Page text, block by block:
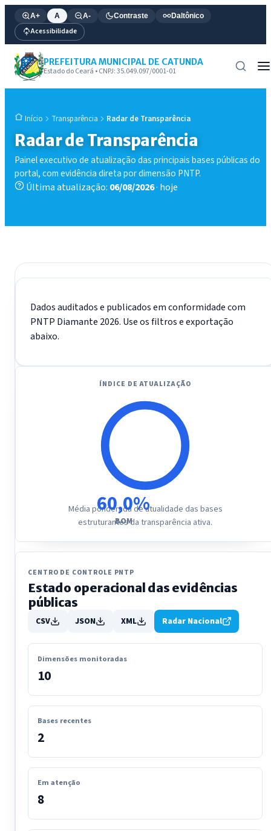
A+ A A- Contraste Daltônico
Acessibilidade
PREFEITURA MUNICIPAL DE CATUNDA
Estado do Ceará • CNPJ: 35.049.097/0001-01
Início Transparência Radar de Transparência
Radar de Transparência
Painel executivo de atualização das principais bases públicas do
portal, com evidência direta por dimensão PNTP.
Última atualização: 06/08/2026· hoje
Dados auditados e publicados em conformidade com
PNTP Diamante 2026. Use os filtros e exportação
abaixo.
ÍNDICE DE ATUALIZAÇÃO
60,0%
BOM
Média ponderada de atualidade das bases
estruturantes da transparência ativa.
CENTRO DE CONTROLE PNTP
Estado operacional das evidências
públicas
CSV JSON XML Radar Nacional
Dimensões monitoradas
10
Bases recentes
2
Em atenção
8